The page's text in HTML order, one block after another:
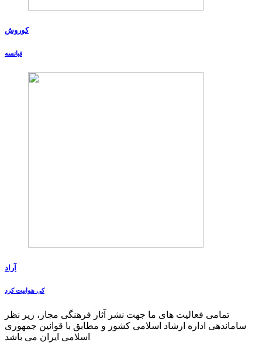
کوروش
فیانسه
آراد
کی هواییت کرد
تمامی فعالیت های ما جهت نشر آثار فرهنگی مجاز، زیر نظر
ساماندهی اداره ارشاد اسلامی کشور و مطابق با قوانین جمهوری
اسلامی ایران می باشد